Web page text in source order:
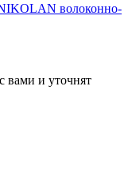
волоконно-
вами и уточнят